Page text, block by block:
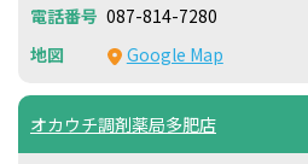
087-814-7280
Google Map
オカウチ調剤薬局多肥店